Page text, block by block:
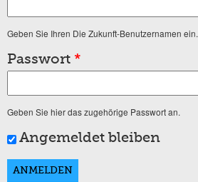
Geben Sie Ihren Die Zukunft-Benutzernamen ein.
Passwort *
Geben Sie hier das zugehörige Passwort an.
Angemeldet bleiben